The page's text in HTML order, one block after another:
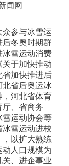
闻网
参与冰雪运
后冬奥时期群
冰雪运动消费
于加快推动
省加快推进后
北省后奥运冰
，河北省体育
厅、省商务
雪运动协会等
雪运动进校
，以扩大熟练
人口规模为
关、进企事业